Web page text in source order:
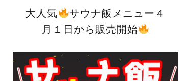
大人気
サウナ飯メニュー４
月１日から販売開始